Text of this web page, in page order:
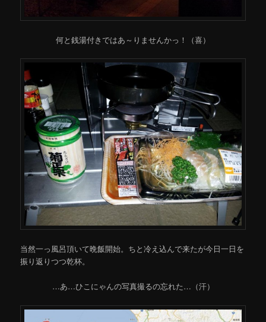
何と銭湯付きではあ～りませんかっ！（喜）
当然一っ風呂頂いて晩飯開始。ちと冷え込んで来たが今日一日を
振り返りつつ乾杯。
…あ…ひこにゃんの写真撮るの忘れた…（汗）